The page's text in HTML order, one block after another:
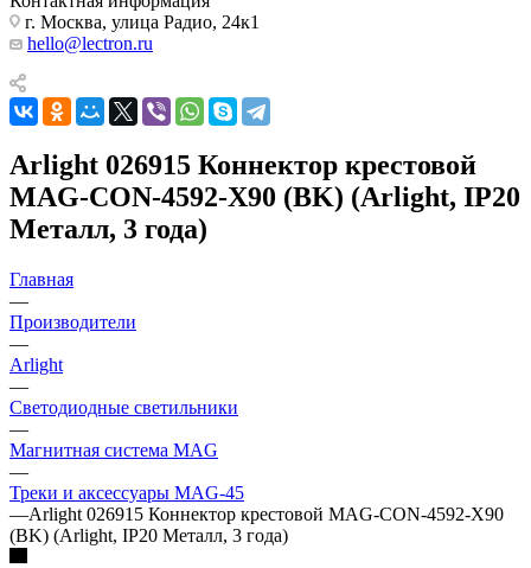
г. Москва, улица Радио, 24к1
hello@lectron.ru
Arlight 026915 Коннектор крестовой
MAG-CON-4592-X90 (BK) (Arlight, IP20
Металл, 3 года)
Главная
—
Производители
—
Arlight
—
Светодиодные светильники
—
Магнитная система MAG
—
Треки и аксессуары MAG-45
—Arlight 026915 Коннектор крестовой MAG-CON-4592-X90
(BK) (Arlight, IP20 Металл, 3 года)